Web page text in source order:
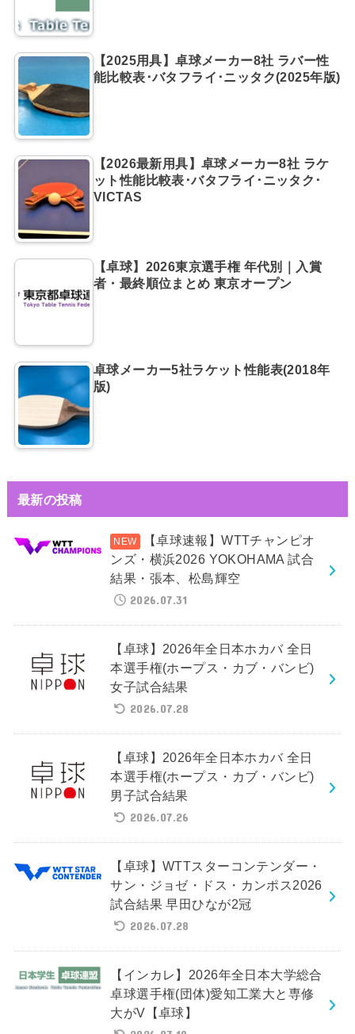
【2025用具】卓球メーカー8社 ラバー性
能比較表･バタフライ･ニッタク(2025年版)
【2026最新用具】卓球メーカー8社 ラケ
ット性能比較表･バタフライ･ニッタク･
VICTAS
【卓球】2026東京選手権 年代別｜入賞
者・最終順位まとめ 東京オープン
卓球メーカー5社ラケット性能表(2018年
版)
最新の投稿
【卓球速報】WTTチャンピオ
ンズ・横浜2026 YOKOHAMA 試合
結果・張本、松島輝空
2026.07.31
【卓球】2026年全日本ホカバ 全日
本選手権(ホープス・カブ・バンビ)
女子試合結果
2026.07.28
【卓球】2026年全日本ホカバ 全日
本選手権(ホープス・カブ・バンビ)
男子試合結果
2026.07.26
【卓球】WTTスターコンテンダー・
サン・ジョゼ・ドス・カンポス2026
試合結果 早田ひなが2冠
2026.07.28
【インカレ】2026年全日本大学総合
卓球選手権(団体)愛知工業大と専修
大がV【卓球】